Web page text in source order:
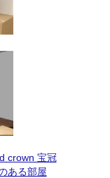
crown 宝冠
ある部屋